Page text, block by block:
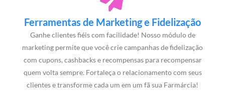
Ferramentas de Marketing e Fidelização
Ganhe clientes fiéis com facilidade! Nosso módulo de
marketing permite que você crie campanhas de fidelização
com cupons, cashbacks e recompensas para recompensar
quem volta sempre. Fortaleça o relacionamento com seus
clientes e transforme cada um em um fã sua Farmárcia!